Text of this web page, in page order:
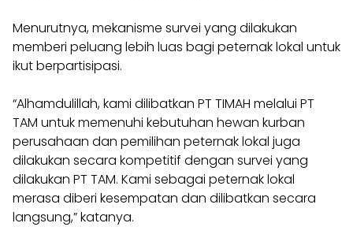
Menurutnya, mekanisme survei yang dilakukan
memberi peluang lebih luas bagi peternak lokal untuk
ikut berpartisipasi.
“Alhamdulillah, kami dilibatkan PT TIMAH melalui PT
TAM untuk memenuhi kebutuhan hewan kurban
perusahaan dan pemilihan peternak lokal juga
dilakukan secara kompetitif dengan survei yang
dilakukan PT TAM. Kami sebagai peternak lokal
merasa diberi kesempatan dan dilibatkan secara
langsung,” katanya.